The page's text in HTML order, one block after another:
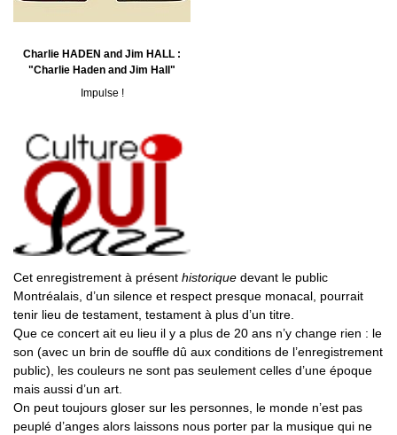
Charlie HADEN and Jim HALL :
"Charlie Haden and Jim Hall"
Impulse !
Cet enregistrement à présent historique devant le public
Montréalais, d’un silence et respect presque monacal, pourrait
tenir lieu de testament, testament à plus d’un titre.
Que ce concert ait eu lieu il y a plus de 20 ans n’y change rien : le
son (avec un brin de souffle dû aux conditions de l’enregistrement
public), les couleurs ne sont pas seulement celles d’une époque
mais aussi d’un art.
On peut toujours gloser sur les personnes, le monde n’est pas
peuplé d’anges alors laissons nous porter par la musique qui ne